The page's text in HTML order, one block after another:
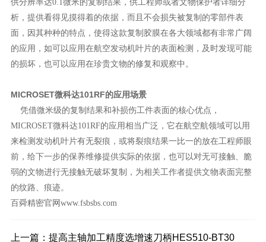
供分辨率达0.1微米的复制结果，供工程师或者文物保护者详细分
析，提供看得见摸得着的依据，而且不会损失被复制的零部件表
面，因其种种的特点，使得这款复制胶膜在各大领域都有非常广阔
的应用，如可以应用在航空发动机叶片的表面检测，及时发现可能
的损坏，也可以应用在珍贵文物的修复和观察中。
MICROSET微科达101RF的应用场景
凭借微米级的复制结果和补损伤工件表面的核心优点，
MICROSET微科达101RF的应用相当广泛，它在航空航领域可以用
来检测发动机叶片有无裂痕，或将裂痕结果一比一的放在工程师眼
前，给下一步的保养维修提供实际的依据，也可以对无可接触、脆
弱的文物进行无接触无破坏复制，为相关工作者提供文物表面完整
的纹路、痕迹。
百舜精密官网www.fsbsbs.com
上一篇： 提高主轴加工精度选增速刀柄HES510-BT30